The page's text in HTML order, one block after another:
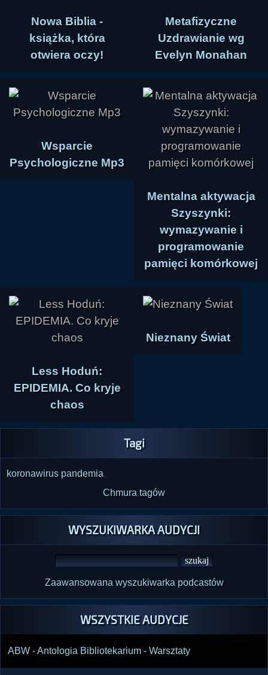
Nowa Biblia -
książka, która
otwiera oczy!
Metafizyczne
Uzdrawianie wg
Evelyn Monahan
Wsparcie
Psychologiczne Mp3
Mentalna aktywacja
Szyszynki:
wymazywanie i
programowanie
pamięci komórkowej
Less Hoduń:
EPIDEMIA. Co kryje
chaos
Nieznany Świat
Tagi
koronawirus pandemia
Chmura tagów
WYSZUKIWARKA AUDYCJI
Zaawansowana wyszukiwarka podcastów
WSZYSTKIE AUDYCJE
ABW - Antologia Bibliotekarium - Warsztaty